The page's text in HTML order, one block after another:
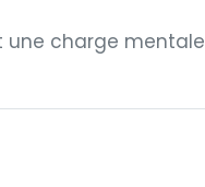
une charge mentale